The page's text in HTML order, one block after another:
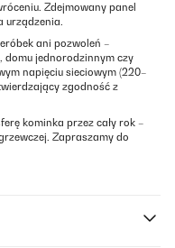
Zdejmowany panel
urządzenia.
ani pozwoleń –
domu jednorodzinnym czy
napięciu sieciowym (220–
zgodność z
kominka przez cały rok –
Zapraszamy do